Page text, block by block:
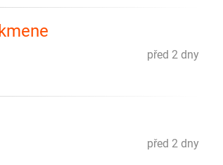
před 2 dny
před 2 dny